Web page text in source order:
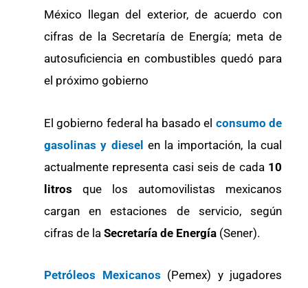
México llegan del exterior, de acuerdo con
cifras de la Secretaría de Energía; meta de
autosuficiencia en combustibles quedó para
el próximo gobierno
El gobierno federal ha basado el consumo de
gasolinas y diesel en la importación, la cual
actualmente representa casi seis de cada 10
litros que los automovilistas mexicanos
cargan en estaciones de servicio, según
cifras de la Secretaría de Energía (Sener).
Petróleos Mexicanos (Pemex) y jugadores